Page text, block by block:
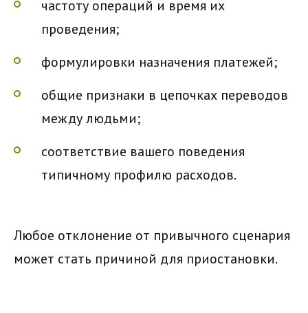
частоту операций и время их
проведения;
формулировки назначения платежей;
общие признаки в цепочках переводов
между людьми;
соответствие вашего поведения
типичному профилю расходов.
Любое отклонение от привычного сценария
может стать причиной для приостановки.